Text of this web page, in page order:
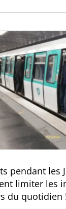
pendant les
limiter les
du quotidien